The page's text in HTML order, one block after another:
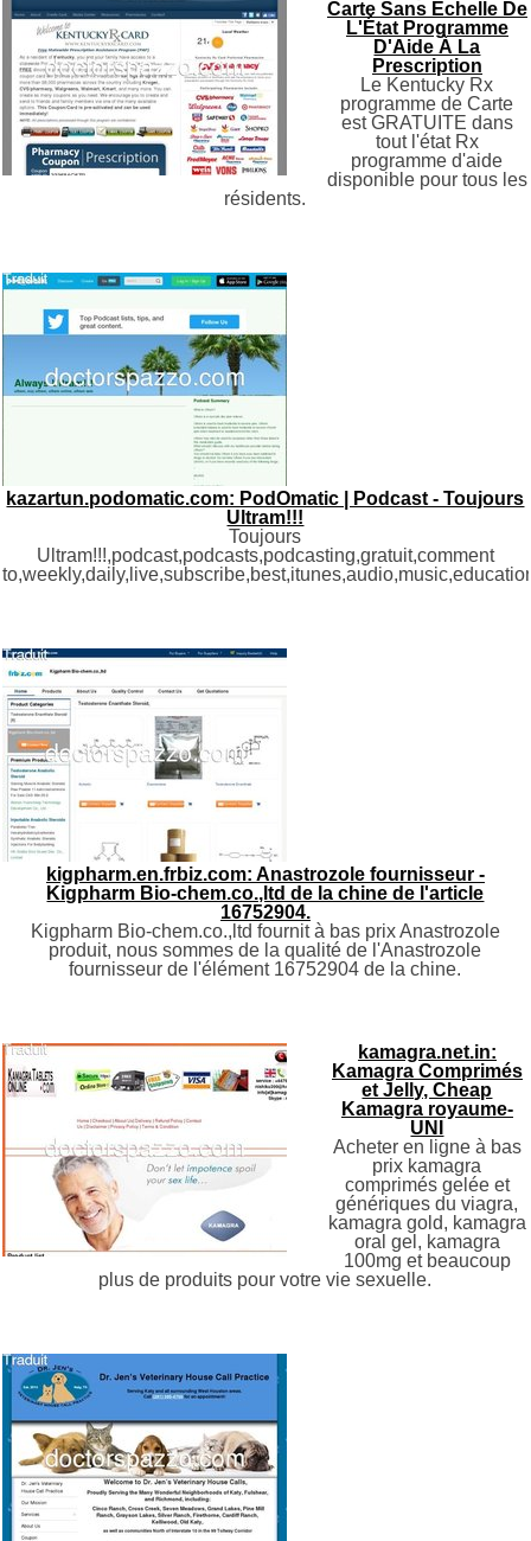
Carte Sans Échelle De
L'État Programme
D'Aide À La
Prescription
Le Kentucky Rx
programme de Carte
est GRATUITE dans
tout l'état Rx
programme d'aide
disponible pour tous les
résidents.
kazartun.podomatic.com: PodOmatic | Podcast - Toujours
Ultram!!!
Toujours
Ultram!!!,podcast,podcasts,podcasting,gratuit,comment
kigpharm.en.frbiz.com: Anastrozole fournisseur -
Kigpharm Bio-chem.co.,ltd de la chine de l'article
16752904.
Kigpharm Bio-chem.co.,ltd fournit à bas prix Anastrozole
produit, nous sommes de la qualité de l'Anastrozole
fournisseur de l'élément 16752904 de la chine.
kamagra.net.in:
Kamagra Comprimés
et Jelly, Cheap
Kamagra royaume-
UNI
Acheter en ligne à bas
prix kamagra
comprimés gelée et
génériques du viagra,
kamagra gold, kamagra
oral gel, kamagra
100mg et beaucoup
plus de produits pour votre vie sexuelle.